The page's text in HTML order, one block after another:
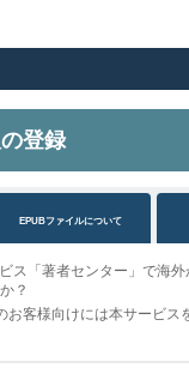
登録
EPUBファイルについて
ス「著者センター」で海
？
お客様向けには本サービス